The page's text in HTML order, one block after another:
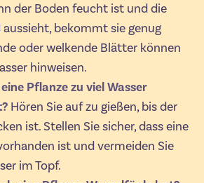
der Boden feucht ist und die
aussieht, bekommt sie genug
oder welkende Blätter können
hinweisen.
Pflanze zu viel Wasser
Hören Sie auf zu gießen, bis der
ist. Stellen Sie sicher, dass eine
ist und vermeiden Sie
im Topf.